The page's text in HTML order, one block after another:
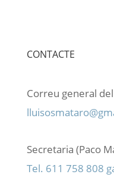
CONTACTE
Correu general
Secretaria (Paco
Tel. 611 758 808